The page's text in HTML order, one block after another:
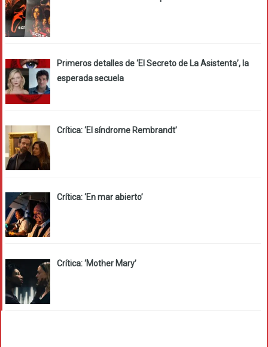
Primeros detalles de ‘El Secreto de La Asistenta’, la
esperada secuela
Crítica: ‘El síndrome Rembrandt’
Crítica: ‘En mar abierto’
Crítica: ‘Mother Mary’